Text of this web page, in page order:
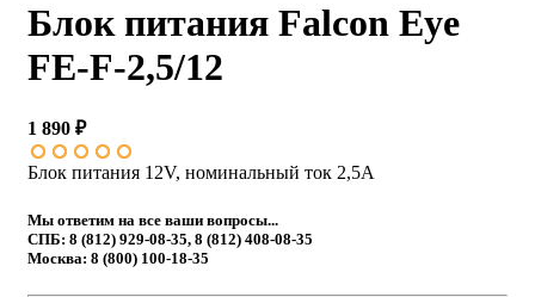
Блок питания Falcon Eye
FE-F-2,5/12
1 890 ₽
Блок питания 12V, номинальный ток 2,5A
Мы ответим на все ваши вопросы...
СПБ: 8 (812) 929-08-35, 8 (812) 408-08-35
Москва: 8 (800) 100-18-35